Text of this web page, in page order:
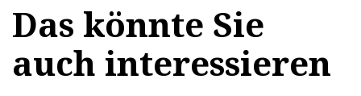
Das könnte Sie
auch interessieren